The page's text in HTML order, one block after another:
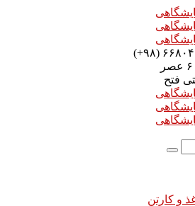
فتح
و کارتن